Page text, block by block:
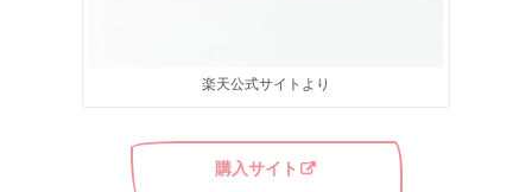
楽天公式サイトより
購入サイト